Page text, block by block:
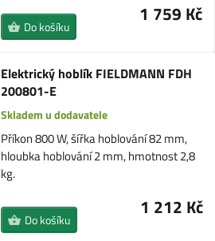
1 759 Kč
Do košíku
Elektrický hoblík FIELDMANN FDH
200801-E
Skladem u dodavatele
Příkon 800 W, šířka hoblování 82 mm,
hloubka hoblování 2 mm, hmotnost 2,8
kg.
1 212 Kč
Do košíku